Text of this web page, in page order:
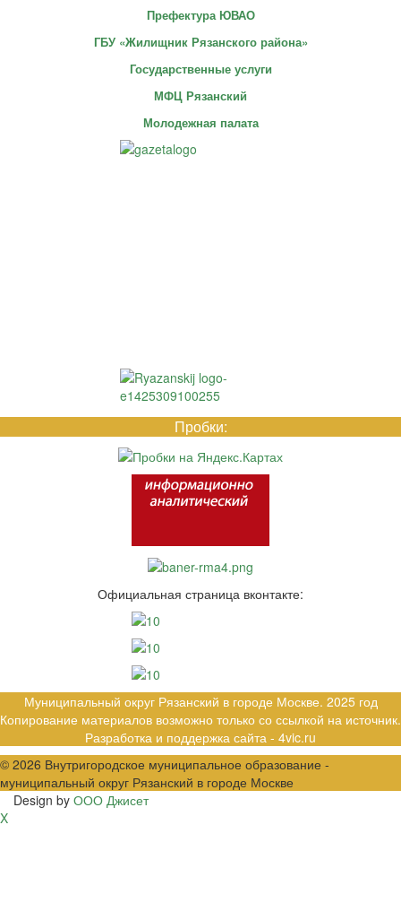
Префектура ЮВАО
ГБУ «Жилищник Рязанского района»
Государственные услуги
МФЦ Рязанский
Молодежная палата
Пробки:
Официальная страница вконтакте:
Муниципальный округ Рязанский в городе Москве. 2025 год
Копирование материалов возможно только со ссылкой на источник.
Разработка и поддержка сайта - 4vic.ru
© 2026 Внутригородское муниципальное образование -
муниципальный округ Рязанский в городе Москве
Design by ООО Джисет
X